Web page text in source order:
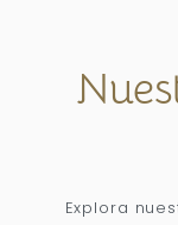
Explora